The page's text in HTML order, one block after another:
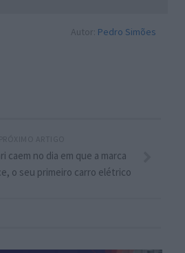
Autor: Pedro Simões
caem no dia em que a marca
o seu primeiro carro elétrico